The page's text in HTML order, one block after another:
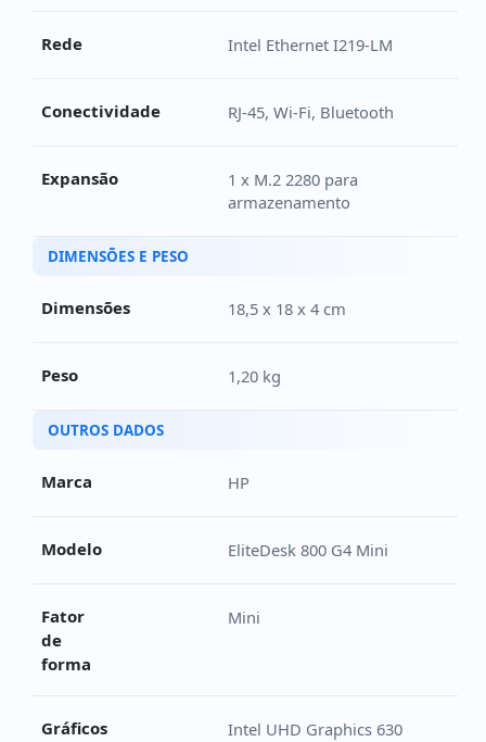
Rede Intel Ethernet I219-LM
Conectividade RJ-45, Wi-Fi, Bluetooth
Expansão
1 x M.2 2280 para
armazenamento
DIMENSÕES E PESO
Dimensões 18,5 x 18 x 4 cm
Peso 1,20 kg
OUTROS DADOS
Marca HP
Modelo EliteDesk 800 G4 Mini
Fator
de
forma
Mini
Gráficos Intel UHD Graphics 630